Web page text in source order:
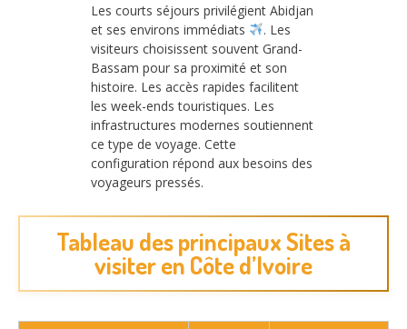
Les courts séjours privilégient Abidjan
et ses environs immédiats
. Les
visiteurs choisissent souvent Grand-
Bassam pour sa proximité et son
histoire. Les accès rapides facilitent
les week-ends touristiques. Les
infrastructures modernes soutiennent
ce type de voyage. Cette
configuration répond aux besoins des
voyageurs pressés.
Tableau des principaux Sites à
visiter en Côte d’Ivoire